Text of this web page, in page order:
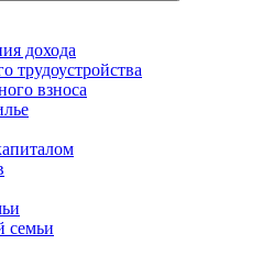
дохода
трудоустройства
взноса
семьи